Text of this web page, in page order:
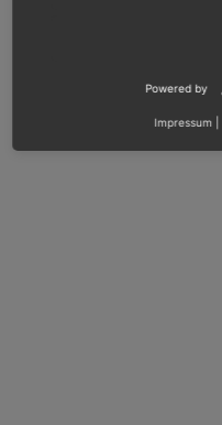
Powered by
Impressum